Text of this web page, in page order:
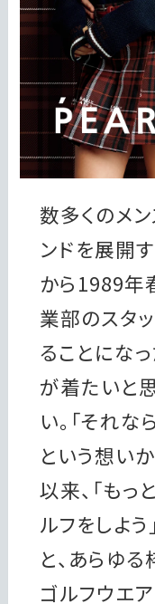
数多くのメン
ンドを展開
から1989年
業部のスタ
ることにな
が着たいと
い。「それな
という想い
以来、「も
ルフをしよ
と、あらゆ
ゴルフウエ